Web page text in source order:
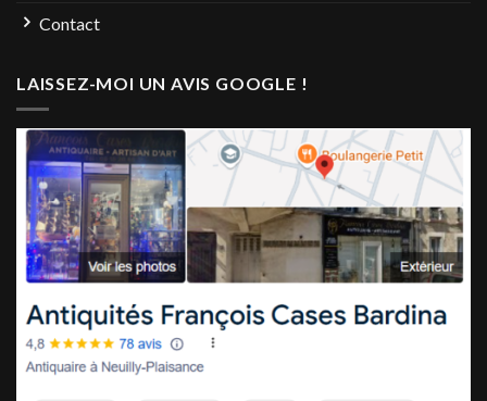
Contact
LAISSEZ-MOI UN AVIS GOOGLE !